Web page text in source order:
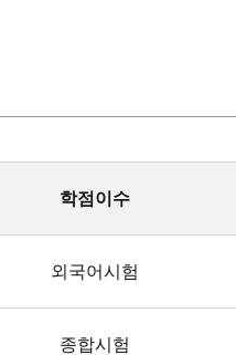
학점이수
외국어시험
종합시험